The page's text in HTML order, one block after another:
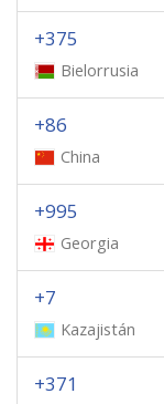
+375
Bielorrusia
+86
China
+995
Georgia
+7
Kazajistán
+371